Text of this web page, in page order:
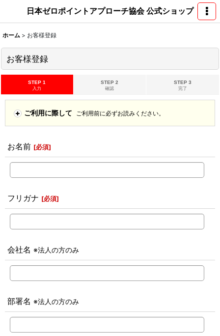
日本ゼロポイントアプローチ協会 公式ショップ
ホーム > お客様登録
お客様登録
STEP 1
入力
STEP 2
確認
STEP 3
完了
ご利用に際して ご利用前に必ずお読みください。
お名前 [必須]
フリガナ [必須]
会社名 ※法人の方のみ
部署名 ※法人の方のみ